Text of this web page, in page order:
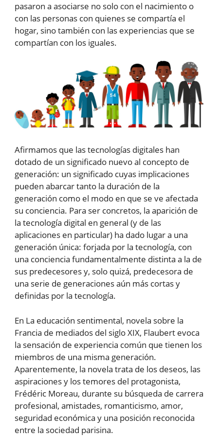
pasaron a asociarse no solo con el nacimiento o
con las personas con quienes se compartía el
hogar, sino también con las experiencias que se
compartían con los iguales.
Afirmamos que las tecnologías digitales han
dotado de un significado nuevo al concepto de
generación: un significado cuyas implicaciones
pueden abarcar tanto la duración de la
generación como el modo en que se ve afectada
su conciencia. Para ser concretos, la aparición de
la tecnología digital en general (y de las
aplicaciones en particular) ha dado lugar a una
generación única: forjada por la tecnología, con
una conciencia fundamentalmente distinta a la de
sus predecesores y, solo quizá, predecesora de
una serie de generaciones aún más cortas y
definidas por la tecnología.
En La educación sentimental, novela sobre la
Francia de mediados del siglo XIX, Flaubert evoca
la sensación de experiencia común que tienen los
miembros de una misma generación.
Aparentemente, la novela trata de los deseos, las
aspiraciones y los temores del protagonista,
Frédéric Moreau, durante su búsqueda de carrera
profesional, amistades, romanticismo, amor,
seguridad económica y una posición reconocida
entre la sociedad parisina.